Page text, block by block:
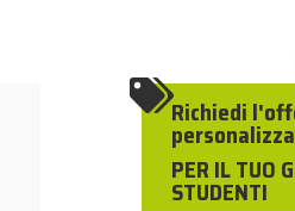
Richiedi
PER IL TUO
STUDENTI